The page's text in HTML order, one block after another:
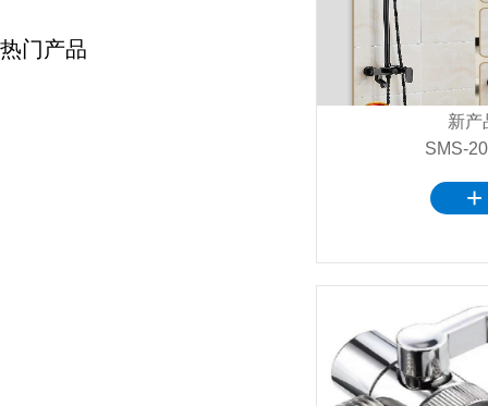
热门产品
新产
SMS-
+